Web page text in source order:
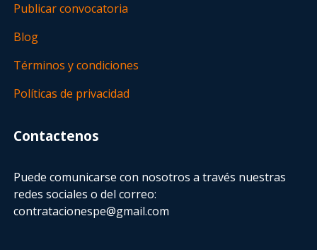
Publicar convocatoria
Blog
Términos y condiciones
Políticas de privacidad
Contactenos
Puede comunicarse con nosotros a través nuestras
redes sociales o del correo:
contratacionespe@gmail.com